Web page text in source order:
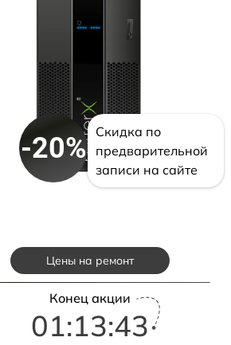
-20%
Скидка по
предварительной
записи на сайте
Цены на ремонт
Конец акции
01:13:42